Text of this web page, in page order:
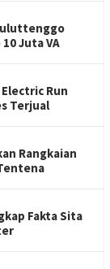
Juta VA
Run
Terjual
Rangkaian
Fakta Sita